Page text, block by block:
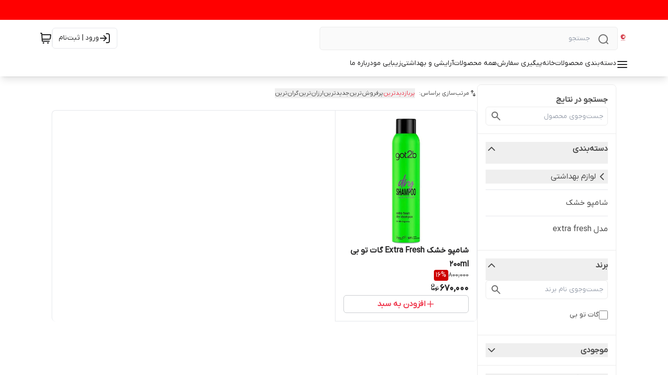
ورود | ثبت‌نام
دسته‌بندی محصولاتخانهپیگیری سفارشهمه محصولاتآرایشی و بهداشتیزیبایی مودرباره ما
جستجو در نتایج
دسته‌بندی
لوازم بهداشتی
شامپو خشک
مدل extra fresh
برند
گات تو بی
موجودی
مرتب‌سازی براساس: پربازدیدترینپرفروش‌ترینجدیدترینارزان‌ترینگران‌ترین
شامپو خشک Extra Fresh گات تو بی
200ml
800,000
16%
670,000
افزودن به سبد